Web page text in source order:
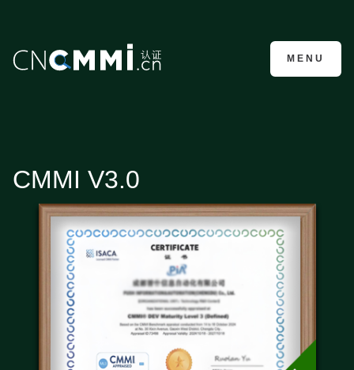
CMMI认证咨询
MENU
CMMI V3.0